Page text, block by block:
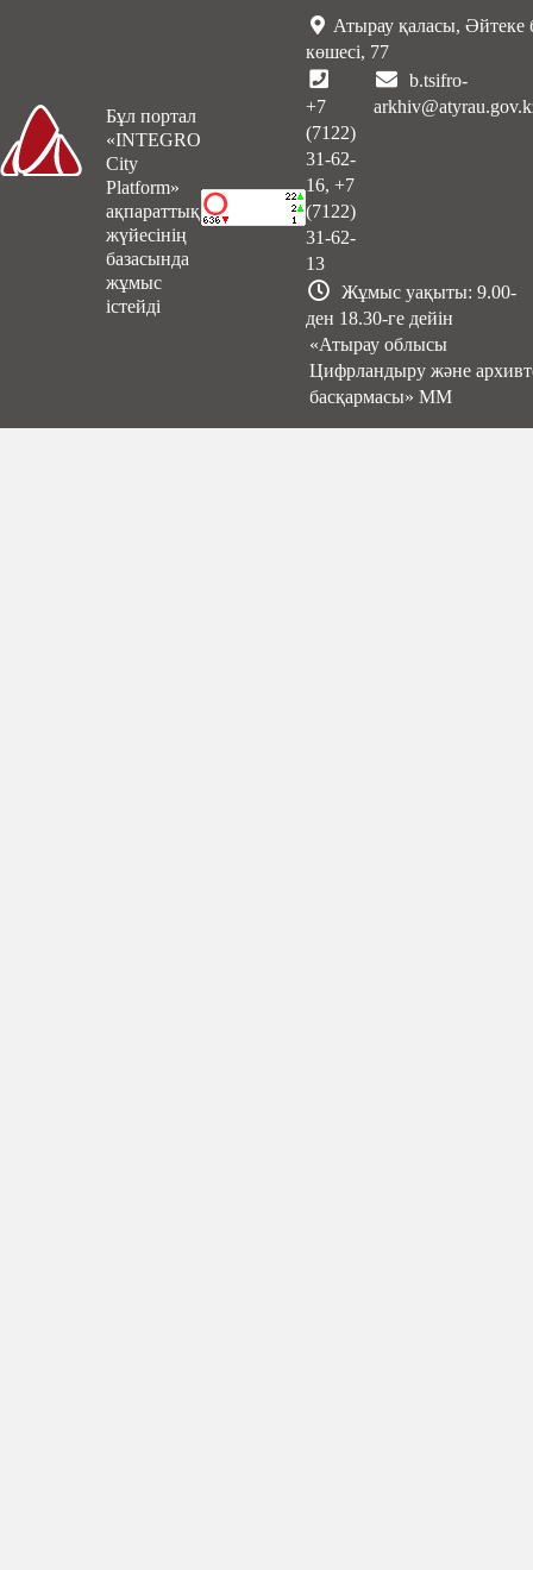
Бұл портал
«INTEGRO
City
Platform»
ақпараттық
жүйесінің
базасында
жұмыс
істейді
Атырау қаласы, Әйтеке
көшесі, 77
+7
(7122)
31-62-
16, +7
(7122)
31-62-
13
b.tsifro-
Жұмыс уақыты: 9.00-
ден 18.30-ге дейін
«Атырау облысы
Цифрландыру және
басқармасы» ММ